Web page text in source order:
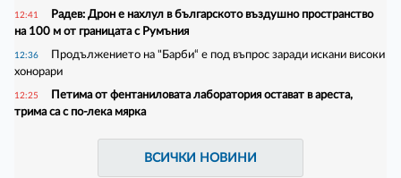
12:41
Радев: Дрон е нахлул в българското въздушно пространство
на 100 м от границата с Румъния
12:36
Продължението на "Барби“ е под въпрос заради искани високи
хонорари
12:25
Петима от фентаниловата лаборатория остават в ареста,
трима са с по-лека мярка
ВСИЧКИ НОВИНИ